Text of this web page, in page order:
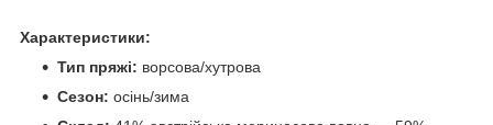
Характеристики:
Тип пряжі: ворсова/хутрова
Сезон: осінь/зима